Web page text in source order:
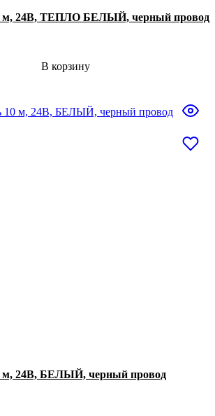
м, 24В, ТЕПЛО БЕЛЫЙ, черный провод
В корзину
м, 24В, БЕЛЫЙ, черный провод